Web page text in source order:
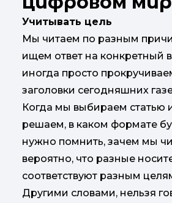
Учитывать цель
Мы читаем по разным
ищем ответ на конкретный
иногда просто
заголовки сегодняшних
Когда мы выбираем статью
решаем, в каком формате
нужно помнить, зачем мы
вероятно, что разные
соответствуют разным
Другими словами, нельзя